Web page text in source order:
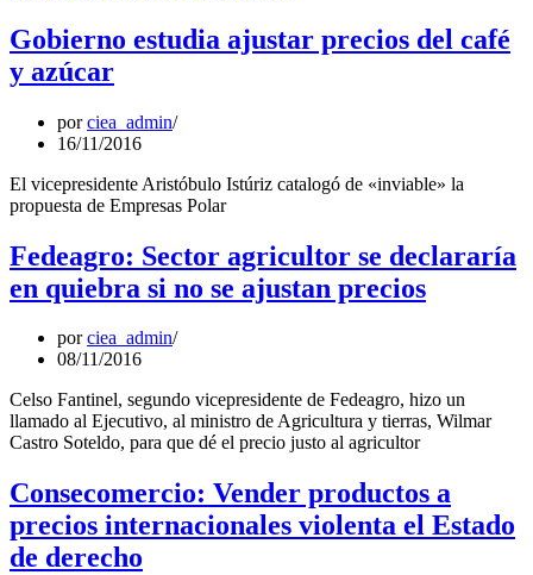
Gobierno estudia ajustar precios del café
y azúcar
porciea_admin
16/11/2016
El vicepresidente Aristóbulo Istúriz catalogó de «inviable» la
propuesta de Empresas Polar
Fedeagro: Sector agricultor se declararía
en quiebra si no se ajustan precios
porciea_admin
08/11/2016
Celso Fantinel, segundo vicepresidente de Fedeagro, hizo un
llamado al Ejecutivo, al ministro de Agricultura y tierras, Wilmar
Castro Soteldo, para que dé el precio justo al agricultor
Consecomercio: Vender productos a
precios internacionales violenta el Estado
de derecho